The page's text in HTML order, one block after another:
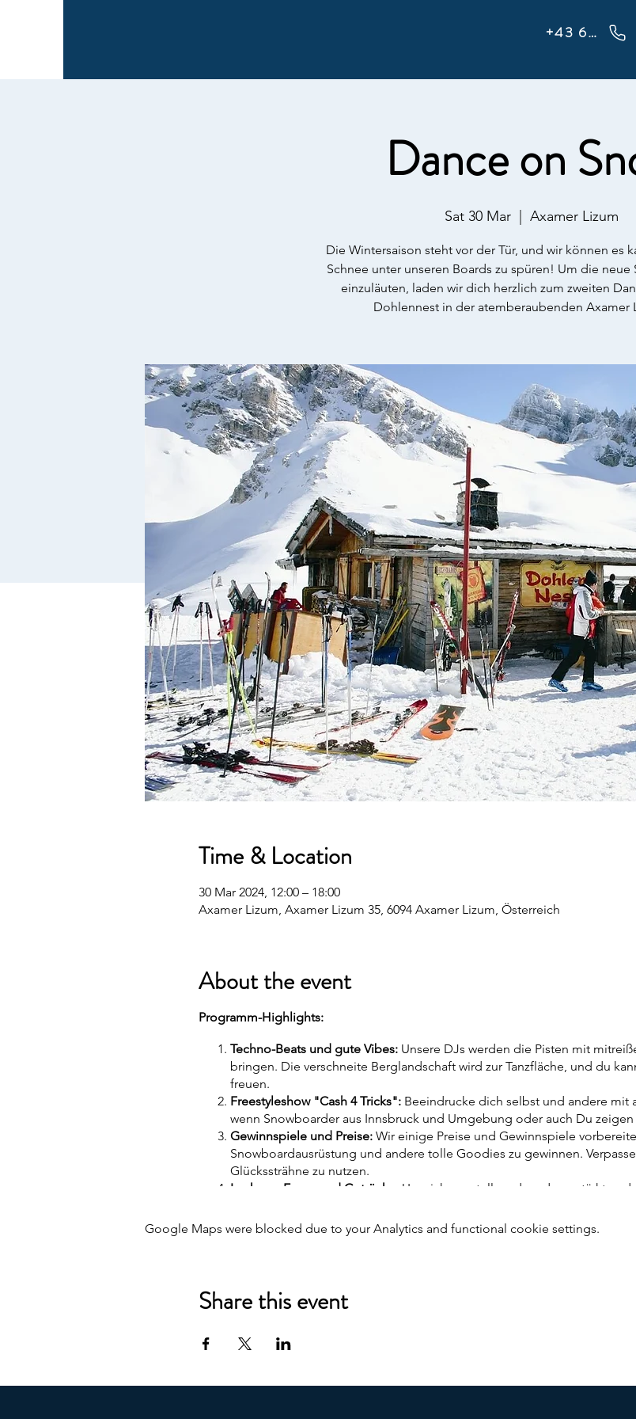
+43 660 5708288
Dance on
Sat 30 Mar
  |
Axamer Lizum
Die Wintersaison steht vor der Tür, und wir können es
Schnee unter unseren Boards zu spüren! Um die neue
einzuläuten, laden wir dich herzlich zum zweiten
Dohlennest in der atemberaubenden Axamer
Time & Location
30 Mar 2024, 12:00 – 18:00
Axamer Lizum, Axamer Lizum 35, 6094 Axamer Lizum, Österreich
About the event
Programm-Highlights:
Techno-Beats und gute Vibes:Unsere DJs werden die Pisten mit
bringen. Die verschneite Berglandschaft wird zur Tanzfläche, und du
freuen.
Freestyleshow "Cash 4 Tricks":Beeindrucke dich selbst und andere mit
wenn Snowboarder aus Innsbruck und Umgebung oder auch Du zeigen
Gewinnspiele und Preise:Wir einige Preise und Gewinnspiele
Snowboardausrüstung und andere tolle Goodies zu gewinnen.
Glückssträhne zu nutzen.
Leckeres Essen und Getränke:
Um sicherzustellen, dass du gestärkt
Köstlichkeiten werden dich verwöhnen.
Gemeinschaft und Spaß:
Treffe Gleichgesinnte, tausche Erfahrungen
Google Maps were blocked due to your Analytics and functional cookie settings.
Share this event